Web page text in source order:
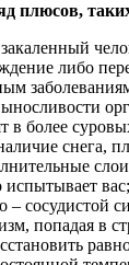
плюсов,
либо
в более
снега,
испытывает вас;
– сосудистой
попадая в